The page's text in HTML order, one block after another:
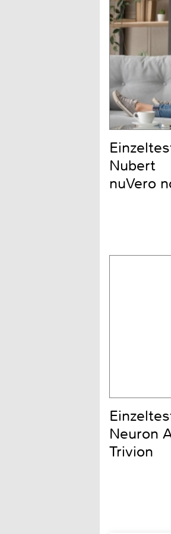
Nubert
nuVero
Neuron
Trivion